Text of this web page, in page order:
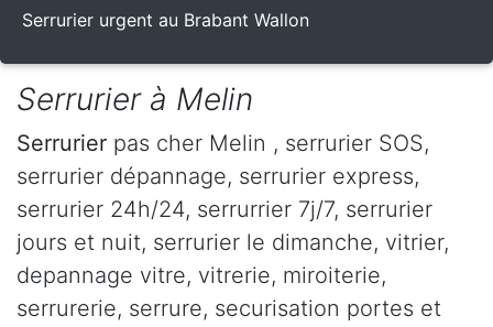
Serrurier urgent au Brabant Wallon
Serrurier à Melin
Serrurier pas cher Melin , serrurier SOS,
serrurier dépannage, serrurier express,
serrurier 24h/24, serrurrier 7j/7, serrurier
jours et nuit, serrurier le dimanche, vitrier,
depannage vitre, vitrerie, miroiterie,
serrurerie, serrure, securisation portes et